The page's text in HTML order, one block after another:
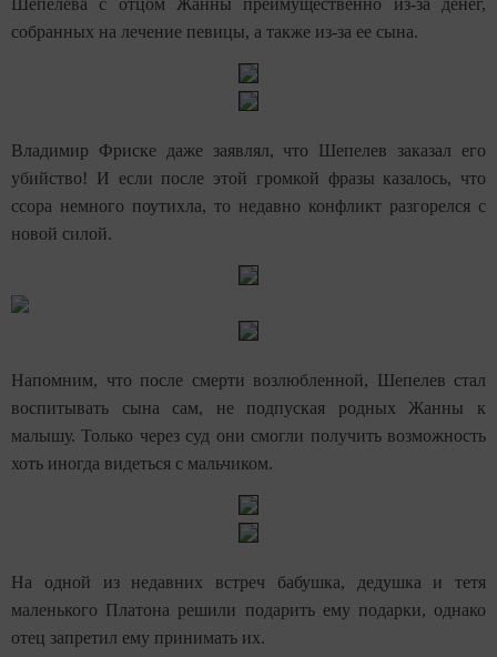
Шепелева с отцом Жанны преимущественно из-за денег,
собранных на лечение певицы, а также из-за ее сына.
Владимир Фриске даже заявлял, что Шепелев заказал его
убийство! И если после этой громкой фразы казалось, что
ссора немного поутихла, то недавно конфликт разгорелся с
новой силой.
Напомним, что после смерти возлюбленной, Шепелев стал
воспитывать сына сам, не подпуская родных Жанны к
малышу. Только через суд они смогли получить возможность
хоть иногда видеться с мальчиком.
На одной из недавних встреч бабушка, дедушка и тетя
маленького Платона решили подарить ему подарки, однако
отец запретил ему принимать их.